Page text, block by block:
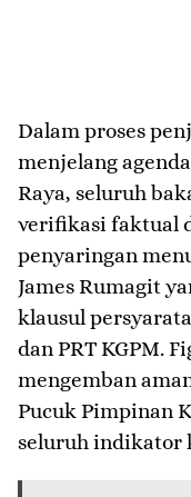
​Dalam proses
menjelang
Raya, seluruh
verifikasi faktual
penyaringan
James Rumagit
klausul
dan PRT KGPM.
mengemban
Pucuk Pimpinan
seluruh indikator